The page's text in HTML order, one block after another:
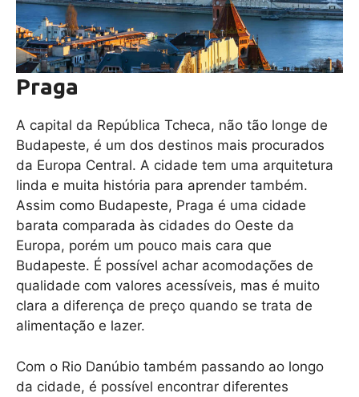
Praga
A capital da República Tcheca, não tão longe de
Budapeste, é um dos destinos mais procurados
da Europa Central. A cidade tem uma arquitetura
linda e muita história para aprender também.
Assim como Budapeste, Praga é uma cidade
barata comparada às cidades do Oeste da
Europa, porém um pouco mais cara que
Budapeste. É possível achar acomodações de
qualidade com valores acessíveis, mas é muito
clara a diferença de preço quando se trata de
alimentação e lazer.
Com o Rio Danúbio também passando ao longo
da cidade, é possível encontrar diferentes